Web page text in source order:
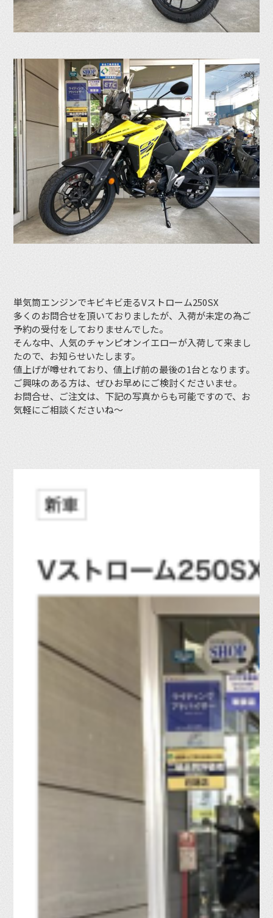
単気筒エンジンでキビキビ走るVストローム250SX
多くのお問合せを頂いておりましたが、入荷が未定の為ご
予約の受付をしておりませんでした。
そんな中、人気のチャンピオンイエローが入荷して来まし
たので、お知らせいたします。
値上げが噂せれており、値上げ前の最後の1台となります。
ご興味のある方は、ぜひお早めにご検討くださいませ。
お問合せ、ご注文は、下記の写真からも可能ですので、お
気軽にご相談くださいね〜